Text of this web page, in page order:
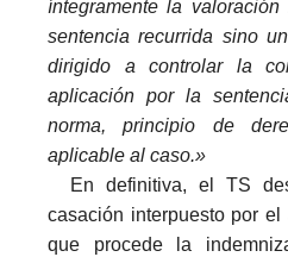
íntegramente la
sentencia recurrida sino
dirigido a controlar la
aplicación por la
norma, principio de
aplicable al caso.»
En definitiva, el TS
casación interpuesto por el
que procede la